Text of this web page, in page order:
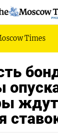
Times